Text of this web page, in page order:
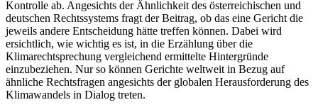
Kontrolle ab. Angesichts der Ähnlichkeit des österreichischen und
deutschen Rechtssystems fragt der Beitrag, ob das eine Gericht die
jeweils andere Entscheidung hätte treffen können. Dabei wird
ersichtlich, wie wichtig es ist, in die Erzählung über die
Klimarechtsprechung vergleichend ermittelte Hintergründe
einzubeziehen. Nur so können Gerichte weltweit in Bezug auf
ähnliche Rechtsfragen angesichts der globalen Herausforderung des
Klimawandels in Dialog treten.